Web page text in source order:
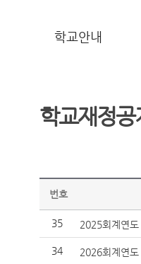
학교안내
학교재정공
번호
35 2025회계연도
34 2026회계연도